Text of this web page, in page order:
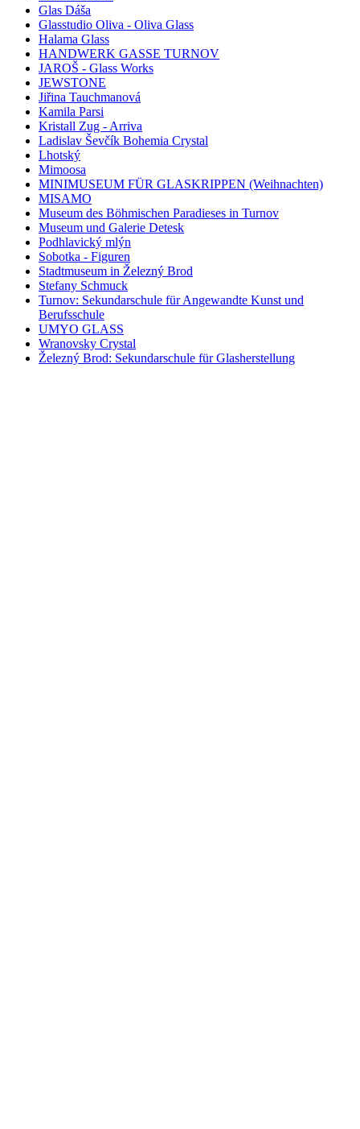
Glas Dáša
Glasstudio Oliva - Oliva Glass
Halama Glass
HANDWERK GASSE TURNOV
JAROŠ - Glass Works
JEWSTONE
Jiřina Tauchmanová
Kamila Parsi
Kristall Zug - Arriva
Ladislav Ševčík Bohemia Crystal
Lhotský
Mimoosa
MINIMUSEUM FÜR GLASKRIPPEN (Weihnachten)
MISAMO
Museum des Böhmischen Paradieses in Turnov
Museum und Galerie Detesk
Podhlavický mlýn
Sobotka - Figuren
Stadtmuseum in Železný Brod
Stefany Schmuck
Turnov: Sekundarschule für Angewandte Kunst und
Berufsschule
UMYO GLASS
Wranovsky Crystal
Železný Brod: Sekundarschule für Glasherstellung